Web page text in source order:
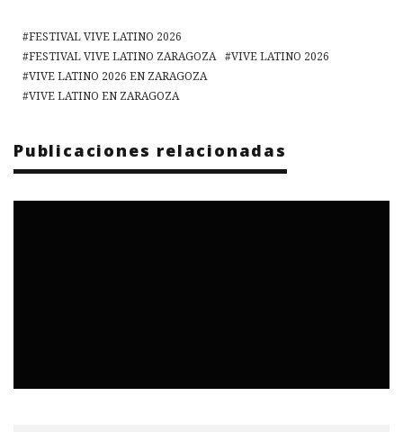
FESTIVAL VIVE LATINO 2026
FESTIVAL VIVE LATINO ZARAGOZA
VIVE LATINO 2026
VIVE LATINO 2026 EN ZARAGOZA
VIVE LATINO EN ZARAGOZA
Publicaciones relacionadas